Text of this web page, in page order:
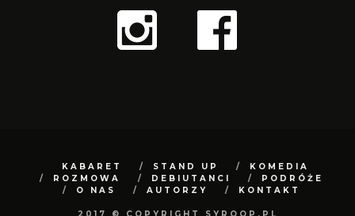
KABARET STAND UP
KOMEDIA
ROZMOWA
DEBIUTANCI
PODRÓŻE
O NAS
AUTORZY KONTAKT